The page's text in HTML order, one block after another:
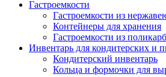
Гастроемкости
Гастроемкости из
Контейнеры для хранения
Гастроемкости из
Инвентарь для кондитерских и
Кондитерский инвентарь
Кольца и формочки для